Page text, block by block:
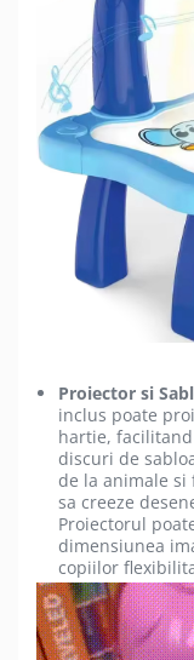
Proiector si
inclus poate
hartie,
discuri de
de la animale
sa creeze
Proiectorul
dimensiunea
copiilor